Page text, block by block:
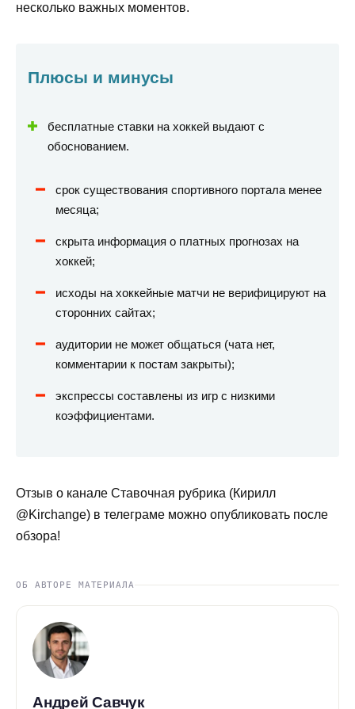
несколько важных моментов.
Плюсы и минусы
бесплатные ставки на хоккей выдают с
обоснованием.
срок существования спортивного портала менее
месяца;
скрыта информация о платных прогнозах на
хоккей;
исходы на хоккейные матчи не верифицируют на
сторонних сайтах;
аудитории не может общаться (чата нет,
комментарии к постам закрыты);
экспрессы составлены из игр с низкими
коэффициентами.
Отзыв о канале Ставочная рубрика (Кирилл
@Kirchange) в телеграме можно опубликовать после
обзора!
ОБ АВТОРЕ МАТЕРИАЛА
Андрей Савчук